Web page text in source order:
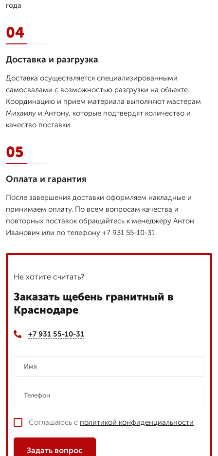
года
04
Доставка и разгрузка
Доставка осуществляется специализированными
самосвалами с возможностью разгрузки на объекте.
Координацию и прием материала выполняют мастерам
Михаилу и Антону, которые подтвердят количество и
качество поставки
05
Оплата и гарантия
После завершения доставки оформляем накладные и
принимаем оплату. По всем вопросам качества и
повторных поставок обращайтесь к менеджеру Антон
Иванович или по телефону +7 931 55-10-31
Не хотите считать?
Заказать щебень гранитный в
Краснодаре
+7 931 55-10-31
Соглашаюсь с политикой конфиденциальности
Задать вопрос